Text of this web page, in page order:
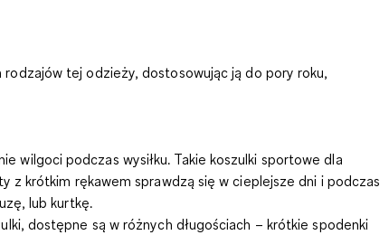
tej odzieży, dostosowując ją do pory roku,
podczas wysiłku. Takie koszulki sportowe dla
z krótkim rękawem sprawdzą się w cieplejsze dni i podczas
lub kurtkę.
dostępne są w różnych długościach – krótkie spodenki